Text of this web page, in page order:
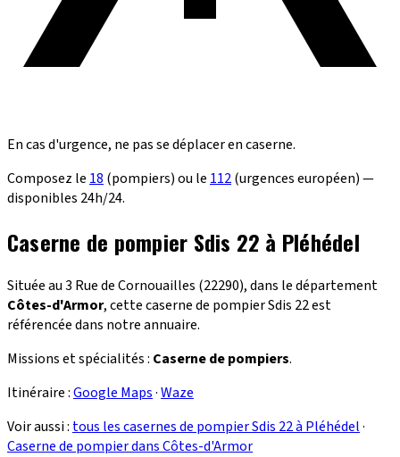
En cas d'urgence, ne pas se déplacer en caserne.
Composez le 18 (pompiers) ou le 112(urgences européen) —
disponibles 24h/24.
Caserne de pompier Sdis 22 à Pléhédel
Située au 3 Rue de Cornouailles (22290), dans le département
Côtes-d'Armor, cette caserne de pompier Sdis 22 est
référencée dans notre annuaire.
Missions et spécialités : Caserne de pompiers.
Itinéraire :Google Maps·Waze
Voir aussi : tous les casernes de pompier Sdis 22 à Pléhédel·
Caserne de pompier dans Côtes-d'Armor